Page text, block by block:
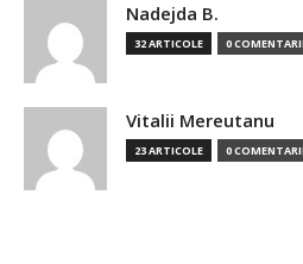
Nadejda B.
32 ARTICOLE 0 COMENTARII
Vitalii Mereutanu
23 ARTICOLE 0 COMENTARII